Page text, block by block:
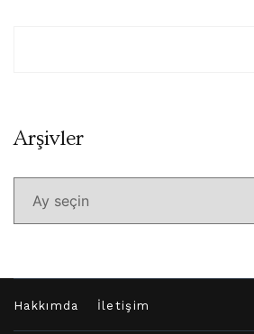
ArşivlerArşivler
Hakkımda İletişim